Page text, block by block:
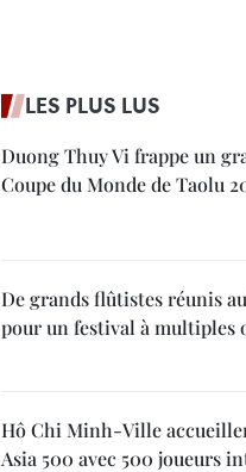
LES PLUS LUS
Duong Thuy Vi frappe un
Coupe du Monde de Taolu
De grands flûtistes réunis
pour un festival à multiples
Hô Chi Minh-Ville
Asia 500 avec 500 joueurs